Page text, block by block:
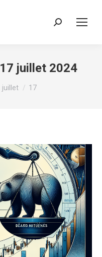
Recherche
17 juillet 2024
juillet 17